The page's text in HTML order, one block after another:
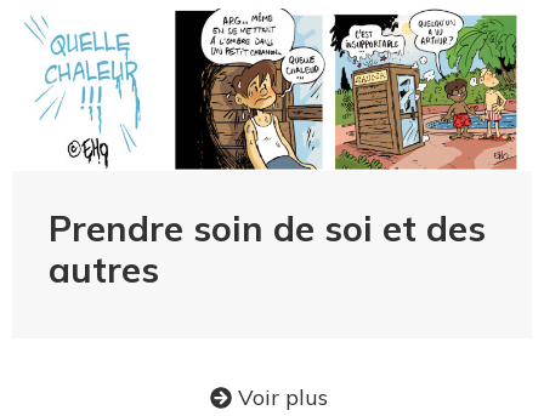
Prendre soin de soi et des
autres
Voir plus